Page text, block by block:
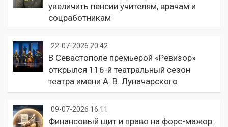
увеличить пенсии учителям, врачам и
соцработникам
22-07-2026 20:42
В Севастополе премьерой «Ревизор»
открылся 116-й театральный сезон
театра имени А. В. Луначарского
09-07-2026 16:11
Финансовый щит и право на форс-мажор: